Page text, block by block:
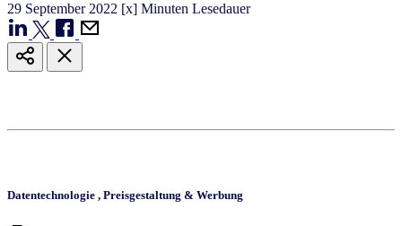
29 September 2022 [x] Minuten Lesedauer
Datentechnologie , Preisgestaltung & Werbung